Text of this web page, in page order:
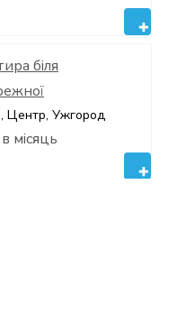
біля
Центр, Ужгород
місяць